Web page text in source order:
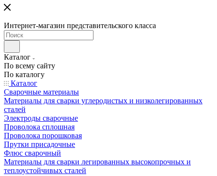
Интернет-магазин представительского класса
Каталог
По всему сайту
По каталогу
Каталог
Сварочные материалы
Материалы для сварки углеродистых и низколегированных
сталей
Электроды сварочные
Проволока сплошная
Проволока порошковая
Прутки присадочные
Флюс сварочный
Материалы для сварки легированных высокопрочных и
теплоустойчивых сталей